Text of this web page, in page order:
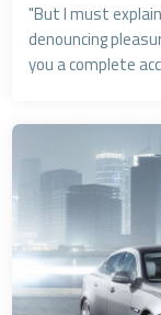
"But I must
denouncing
you a complete